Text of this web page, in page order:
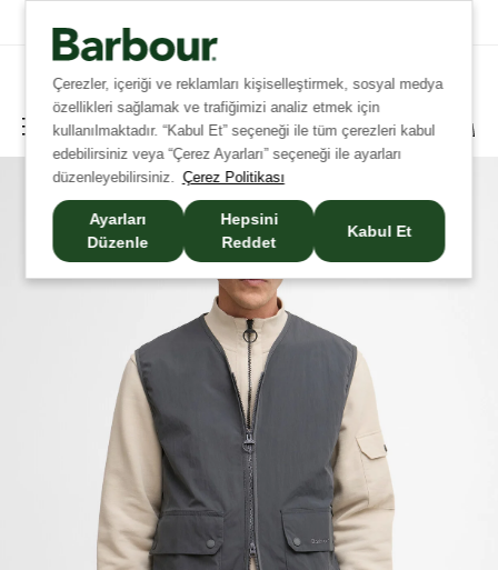
Çerezler, içeriği ve reklamları kişiselleştirmek, sosyal medya
özellikleri sağlamak ve trafiğimizi analiz etmek için
kullanılmaktadır. “Kabul Et” seçeneği ile tüm çerezleri kabul
edebilirsiniz veya “Çerez Ayarları” seçeneği ile ayarları
düzenleyebilirsiniz. Çerez Politikası
Ayarları
Düzenle
Hepsini
Reddet
Kabul Et